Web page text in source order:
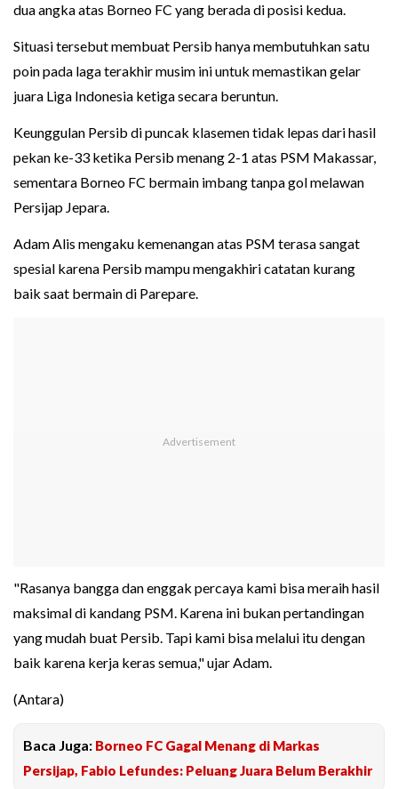
dua angka atas Borneo FC yang berada di posisi kedua.
Situasi tersebut membuat Persib hanya membutuhkan satu
poin pada laga terakhir musim ini untuk memastikan gelar
juara Liga Indonesia ketiga secara beruntun.
Keunggulan Persib di puncak klasemen tidak lepas dari hasil
pekan ke-33 ketika Persib menang 2-1 atas PSM Makassar,
sementara Borneo FC bermain imbang tanpa gol melawan
Persijap Jepara.
Adam Alis mengaku kemenangan atas PSM terasa sangat
spesial karena Persib mampu mengakhiri catatan kurang
baik saat bermain di Parepare.
"Rasanya bangga dan enggak percaya kami bisa meraih hasil
maksimal di kandang PSM. Karena ini bukan pertandingan
yang mudah buat Persib. Tapi kami bisa melalui itu dengan
baik karena kerja keras semua," ujar Adam.
(Antara)
Baca Juga: Borneo FC Gagal Menang di Markas
Persijap, Fabio Lefundes: Peluang Juara Belum Berakhir